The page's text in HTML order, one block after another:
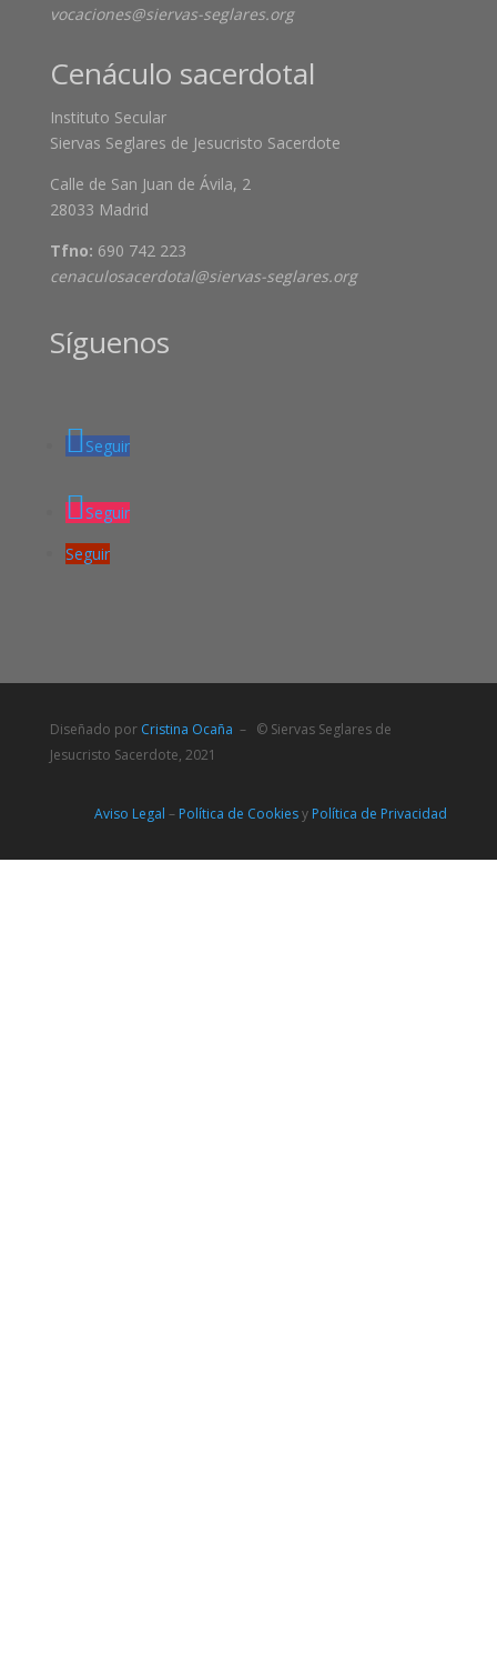
vocaciones@siervas-seglares.org
Cenáculo sacerdotal
Instituto Secular
Siervas Seglares de Jesucristo Sacerdote
Calle de San Juan de Ávila, 2
28033 Madrid
Tfno: 690 742 223
cenaculosacerdotal@siervas-seglares.org
Síguenos
Seguir
Seguir
Seguir
Diseñado por Cristina Ocaña – © Siervas Seglares de
Jesucristo Sacerdote, 2021
Aviso Legal – Política de Cookiesy Política de Privacidad